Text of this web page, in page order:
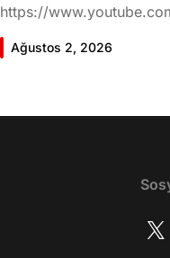
https://www.youtube.com/
Giriş 02:46 Biran Damla
geldiğinde neler hissetti?
neler kattı? 17:52 İlhan
mi? 22:22 Biran Damla
etkiliyor mu? 30:18 Mert
Ağustos 2, 2026